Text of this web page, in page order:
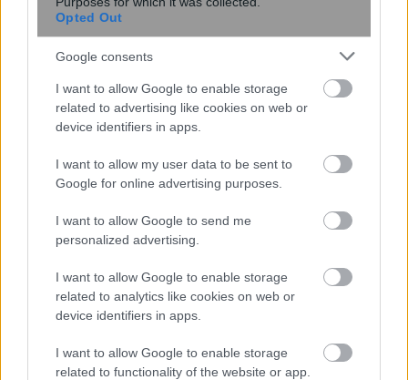
Opted Out
Google consents
I want to allow Google to enable storage
related to advertising like cookies on web or
device identifiers in apps.
I want to allow my user data to be sent to
Google for online advertising purposes.
I want to allow Google to send me
personalized advertising.
I want to allow Google to enable storage
related to analytics like cookies on web or
device identifiers in apps.
I want to allow Google to enable storage
related to functionality of the website or app.
Η ομιλία των παιδιών μπορεί να
αποκαλύπτει τον μελλοντικό κίνδυνο
κατάθλιψης και άγχους – Τι έδειξε